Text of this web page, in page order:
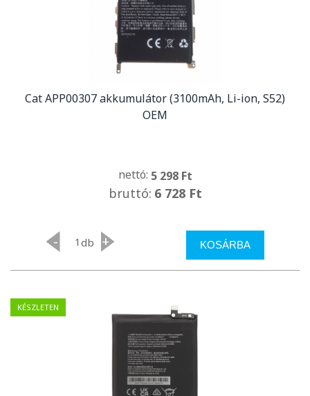
Cat APP00307 akkumulátor (3100mAh, Li-ion, S52)
OEM
nettó: 5 298 Ft
bruttó: 6 728 Ft
- db + KOSÁRBA
KÉSZLETEN